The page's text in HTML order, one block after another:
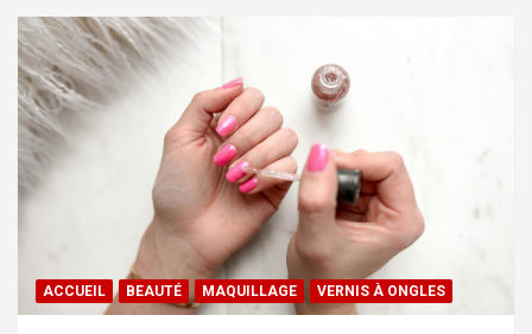
ACCUEIL BEAUTÉ MAQUILLAGE VERNIS À ONGLES